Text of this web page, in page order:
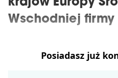
krajów Europy
Wschodniej firmy
Posiadasz już